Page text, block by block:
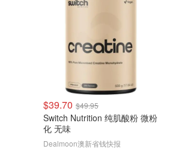
$39.70 $49.95
Switch Nutrition 纯肌酸粉 微粉
化 无味
Dealmoon澳新省钱快报